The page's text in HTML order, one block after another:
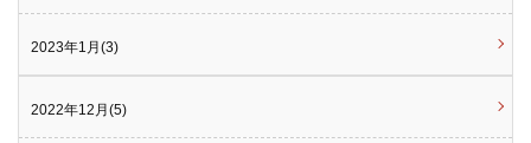
2023年1月(3)
2022年12月(5)